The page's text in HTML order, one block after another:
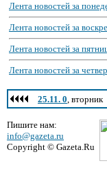
Лента новостей за
Лента новостей за
Лента новостей за
Лента новостей за
25.11. 0, вторник
Пишите нам:
info@gazeta.ru
Copyright © Gazeta.Ru